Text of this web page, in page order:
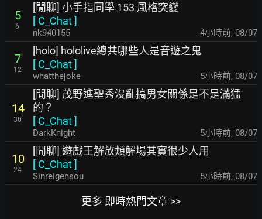
5
6
[閒聊] 小手指同學 153 風格突變
[ C_Chat]
nk940155 4小時前, 08/07
7
12
[holo] hololive總共哪些人是音遊之鬼
[ C_Chat]
whatthejoke 5小時前, 08/07
14
30
[閒聊] 茂野進聖秀沒亂搞男女關係是不是滿猛
的？
[ C_Chat]
DarkKnight 5小時前, 08/07
10
24
[閒聊] 遊戲王解放類解場其實很少人用
[ C_Chat]
Sinreigensou 5小時前, 08/07
更多 即時熱門文章 >>